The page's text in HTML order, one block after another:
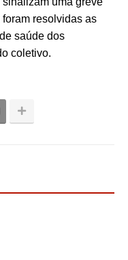
resolvidas as
saúde dos
coletivo.